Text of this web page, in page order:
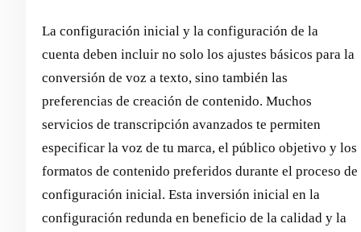
La configuración inicial y la configuración de la
cuenta deben incluir no solo los ajustes básicos para la
conversión de voz a texto, sino también las
preferencias de creación de contenido. Muchos
servicios de transcripción avanzados te permiten
especificar la voz de tu marca, el público objetivo y los
formatos de contenido preferidos durante el proceso de
configuración inicial. Esta inversión inicial en la
configuración redunda en beneficio de la calidad y la